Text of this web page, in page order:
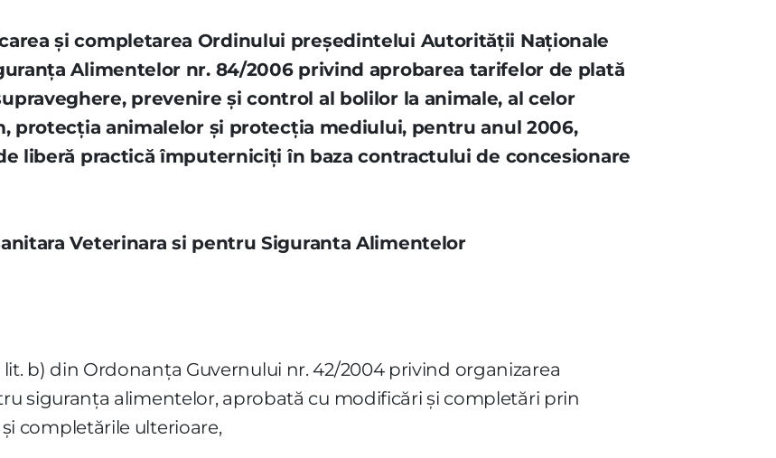
şi completarea Ordinului preşedintelui Autorităţii Naţionale
Alimentelor nr. 84/2006 privind aprobarea tarifelor de plată
prevenire şi control al bolilor la animale, al celor
protecţia animalelor şi protecţia mediului, pentru anul 2006,
liberă practică împuterniciţi în baza contractului de concesionare
Veterinara si pentru Siguranta Alimentelor
b) din Ordonanţa Guvernului nr. 42/2004 privind organizarea
siguranţa alimentelor, aprobată cu modificări şi completări prin
completările ulterioare,